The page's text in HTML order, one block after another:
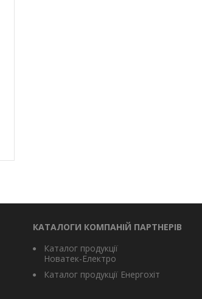
КАТАЛОГИ КОМПАНІЙ ПАРТНЕРІВ
Каталог продукції
Новатек-Електро
Каталог продукції Енергохіт